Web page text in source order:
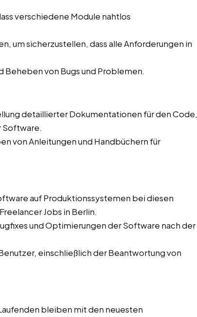
verschiedene Module nahtlos
um sicherzustellen, dass alle Anforderungen in
Beheben von Bugs und Problemen.
detaillierter Dokumentationen für den Code,
Software.
von Anleitungen und Handbüchern für
auf Produktionssystemen bei diesen
Jobs in Berlin.
und Optimierungen der Software nach der
einschließlich der Beantwortung von
bleiben mit den neuesten